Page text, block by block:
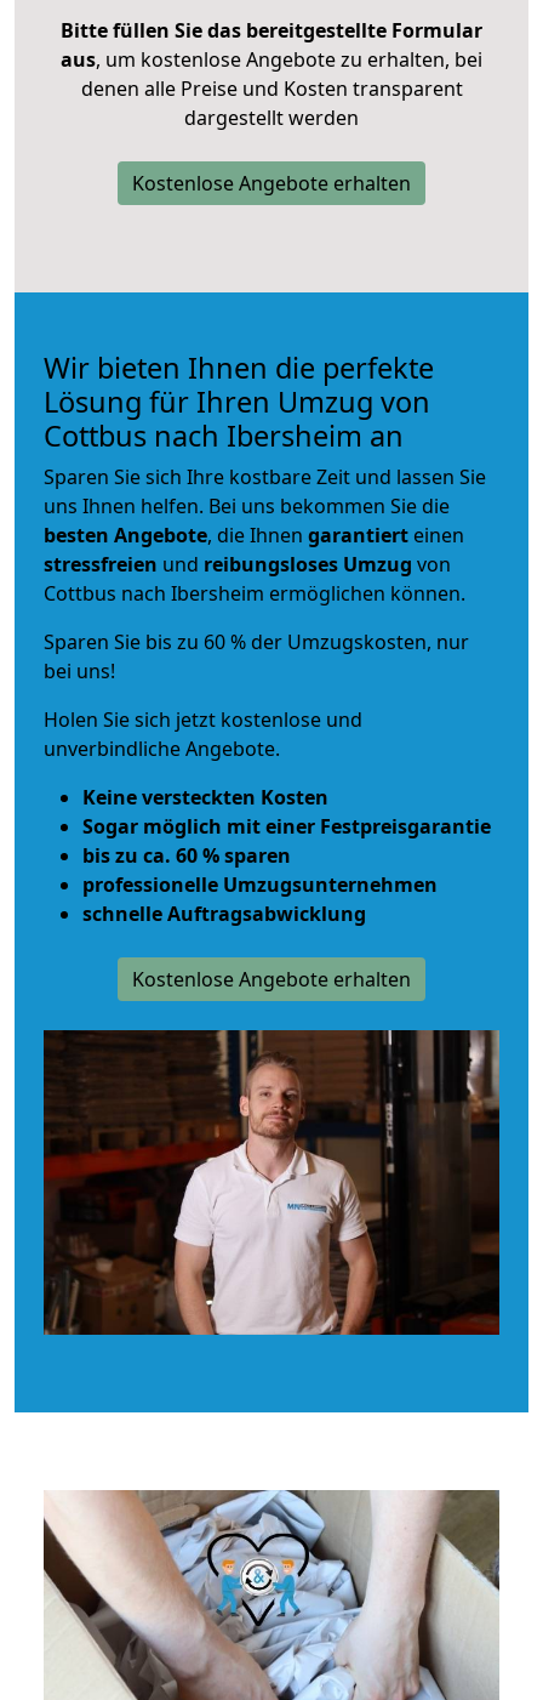
Bitte füllen Sie das bereitgestellte Formular
aus, um kostenlose Angebote zu erhalten, bei
denen alle Preise und Kosten transparent
dargestellt werden
Kostenlose Angebote erhalten
Wir bieten Ihnen die perfekte
Lösung für Ihren Umzug von
Cottbus nach Ibersheim an
Sparen Sie sich Ihre kostbare Zeit und lassen Sie
uns Ihnen helfen. Bei uns bekommen Sie die
besten Angebote, die Ihnen garantiert einen
stressfreien und reibungsloses Umzug von
Cottbus nach Ibersheim ermöglichen können.
Sparen Sie bis zu 60 % der Umzugskosten, nur
bei uns!
Holen Sie sich jetzt kostenlose und
unverbindliche Angebote.
Keine versteckten Kosten
Sogar möglich mit einer Festpreisgarantie
bis zu ca. 60 % sparen
professionelle Umzugsunternehmen
schnelle Auftragsabwicklung
Kostenlose Angebote erhalten